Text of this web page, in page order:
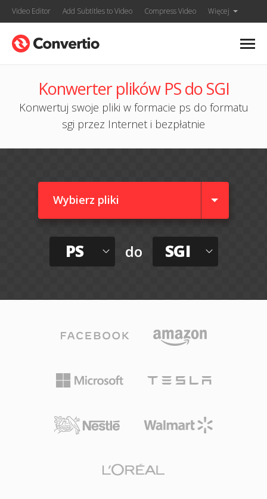
Video Editor Add Subtitles to Video Compress Video Więcej
Konwerter plików PS do SGI
Konwertuj swoje pliki w formacie ps do formatu
sgi przez Internet i bezpłatnie
Wybierz pliki
PS do SGI